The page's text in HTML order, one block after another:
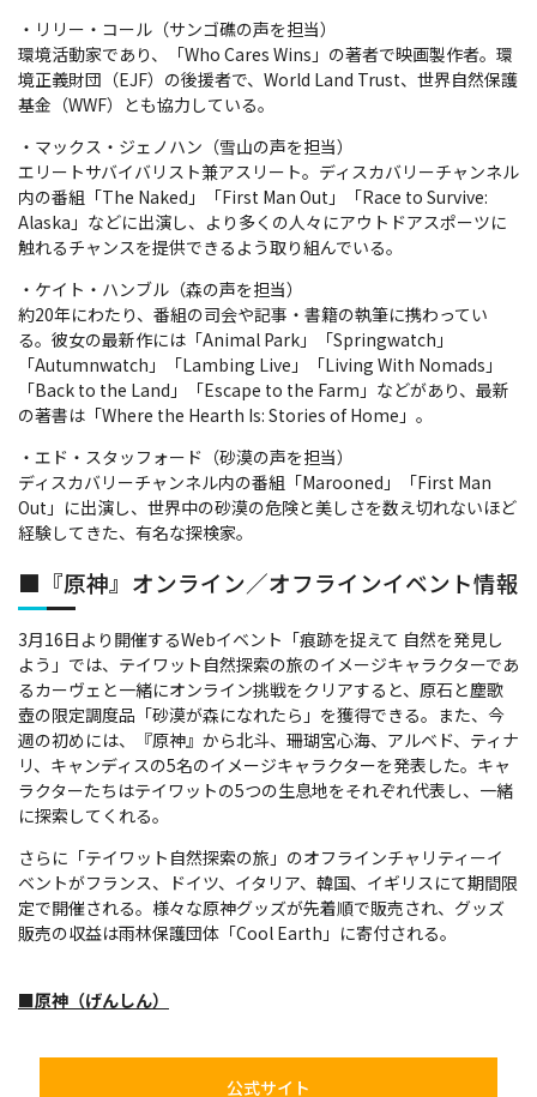
・リリー・コール（サンゴ礁の声を担当）
環境活動家であり、「Who Cares Wins」の著者で映画製作者。環
境正義財団（EJF）の後援者で、World Land Trust、世界自然保護
基金（WWF）とも協力している。
・マックス・ジェノハン（雪山の声を担当）
エリートサバイバリスト兼アスリート。ディスカバリーチャンネル
内の番組「The Naked」「First Man Out」「Race to Survive:
Alaska」などに出演し、より多くの人々にアウトドアスポーツに
触れるチャンスを提供できるよう取り組んでいる。
・ケイト・ハンブル（森の声を担当）
約20年にわたり、番組の司会や記事・書籍の執筆に携わってい
る。彼女の最新作には「Animal Park」「Springwatch」
「Autumnwatch」「Lambing Live」「Living With Nomads」
「Back to the Land」「Escape to the Farm」などがあり、最新
の著書は「Where the Hearth Is: Stories of Home」。
・エド・スタッフォード（砂漠の声を担当）
ディスカバリーチャンネル内の番組「Marooned」「First Man
Out」に出演し、世界中の砂漠の危険と美しさを数え切れないほど
経験してきた、有名な探検家。
■『原神』オンライン／オフラインイベント情報
3月16日より開催するWebイベント「痕跡を捉えて 自然を発見し
よう」では、テイワット自然探索の旅のイメージキャラクターであ
るカーヴェと一緒にオンライン挑戦をクリアすると、原石と塵歌
壺の限定調度品「砂漠が森になれたら」を獲得できる。また、今
週の初めには、『原神』から北斗、珊瑚宮心海、アルベド、ティナ
リ、キャンディスの5名のイメージキャラクターを発表した。キャ
ラクターたちはテイワットの5つの生息地をそれぞれ代表し、一緒
に探索してくれる。
さらに「テイワット自然探索の旅」のオフラインチャリティーイ
ベントがフランス、ドイツ、イタリア、韓国、イギリスにて期間限
定で開催される。様々な原神グッズが先着順で販売され、グッズ
販売の収益は雨林保護団体「Cool Earth」に寄付される。
■原神（げんしん）
公式サイト